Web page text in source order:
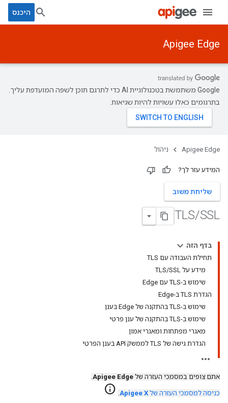
היכנס
Apigee Edge
‫Google משתמשת בטכנולוגיית AI כדי לתרגם תוכן לשפה המועדפת עליך.
בתרגומים כאלו עשויות להיות שגיאות.
Apigee Edge ניהול
המידע עזר לך?
שליחת משוב
TLS/SSL
בדף הזה
תחילת העבודה עם TLS
מידע על TLS/SSL
שימוש ב-TLS עם Edge
הגדרת TLS ב-Edge
שימוש ב-TLS בהתקנה של Edge בענן
שימוש ב-TLS בהתקנה של ענן פרטי
מאגרי מפתחות ומאגרי אמון
הגדרת גישה של TLS לממשק API בענן הפרטי
אתם צופים במסמכי העזרה של Apigee Edge
.
כניסה למסמכי העזרה של Apigee X
.
info